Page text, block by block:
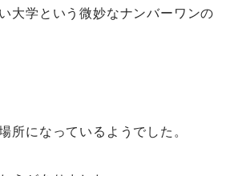
大学という微妙なナンバーワンの
所になっているようでした。